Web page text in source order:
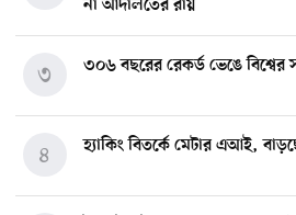
না আদালতের রায়
৩০৬ বছরের রেকর্ড ভেঙে
৩
হ্যাকিং বিতর্কে মেটার এআই,
৪